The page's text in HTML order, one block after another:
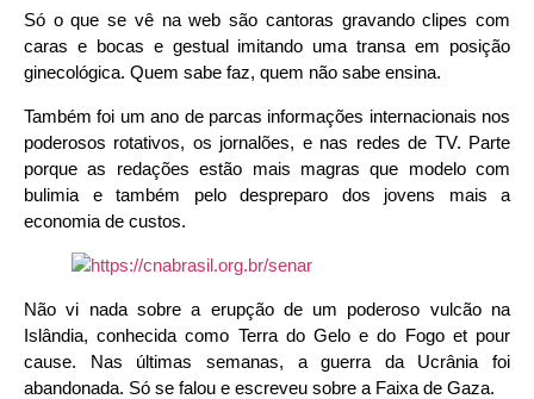
Só o que se vê na web são cantoras gravando clipes com
caras e bocas e gestual imitando uma transa em posição
ginecológica. Quem sabe faz, quem não sabe ensina.
Também foi um ano de parcas informações internacionais nos
poderosos rotativos, os jornalões, e nas redes de TV. Parte
porque as redações estão mais magras que modelo com
bulimia e também pelo despreparo dos jovens mais a
economia de custos.
Não vi nada sobre a erupção de um poderoso vulcão na
Islândia, conhecida como Terra do Gelo e do Fogo et pour
cause. Nas últimas semanas, a guerra da Ucrânia foi
abandonada. Só se falou e escreveu sobre a Faixa de Gaza.